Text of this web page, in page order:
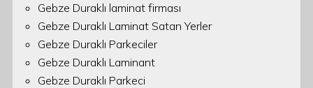
Gebze Duraklı laminat firması
Gebze Duraklı Laminat Satan Yerler
Gebze Duraklı Parkeciler
Gebze Duraklı Laminant
Gebze Duraklı Parkeci